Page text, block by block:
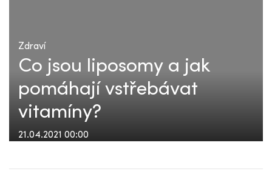
Zdraví
Co jsou liposomy a jak
pomáhají vstřebávat
vitamíny?
21.04.2021 00:00